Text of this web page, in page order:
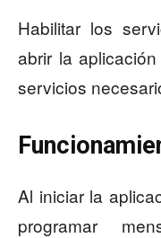
Habilitar los
abrir la
servicios
Al iniciar la
programar